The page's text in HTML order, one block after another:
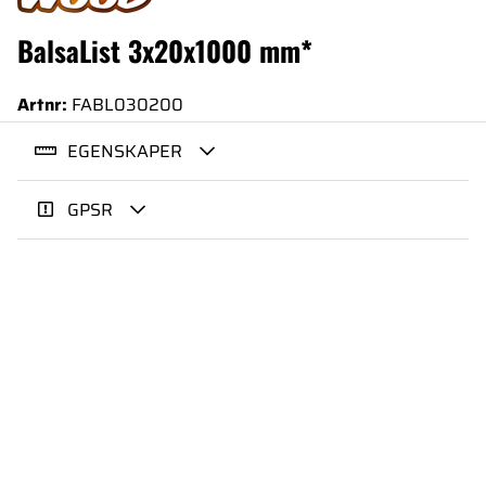
BalsaList 3x20x1000 mm*
Artnr: FABL030200
EGENSKAPER
GPSR